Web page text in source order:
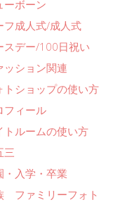
ーボーン
フ成人式/成人式
スデー/100日祝い
ッション関連
トショップの使い方
フィール
トルームの使い方
三
・入学・卒業
ファミリーフォト